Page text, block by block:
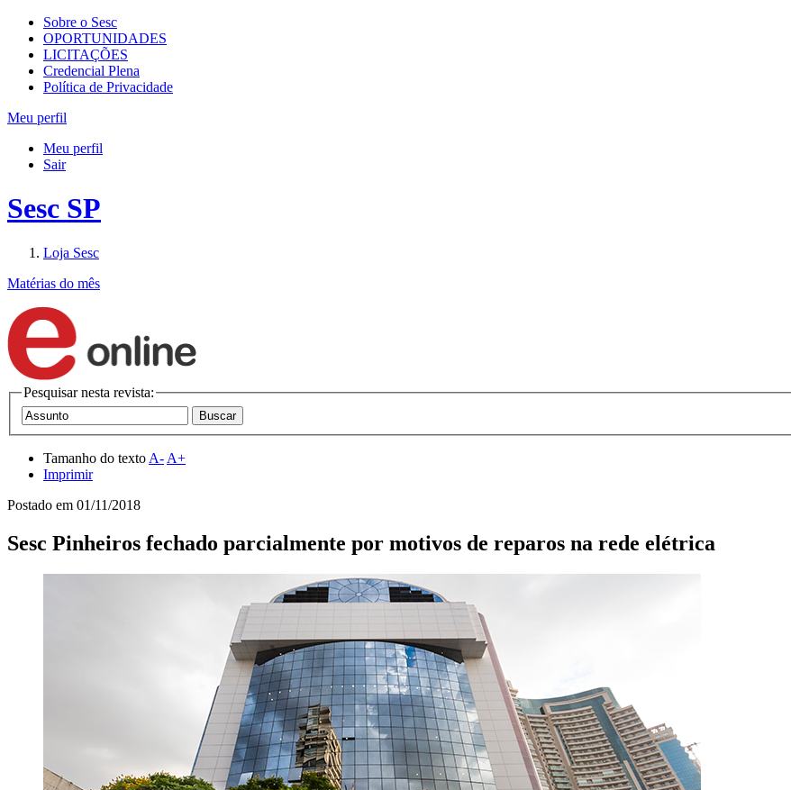
Sobre o Sesc
OPORTUNIDADES
LICITAÇÕES
Credencial Plena
Política de Privacidade
Meu perfil
Meu perfil
Sair
Sesc SP
Loja Sesc
Matérias do mês
Pesquisar nesta revista:
Tamanho do texto A- A+
Imprimir
Postado em 01/11/2018
Sesc Pinheiros fechado parcialmente por motivos de reparos na rede elétrica